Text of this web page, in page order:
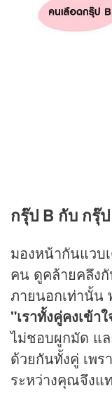
กรุ๊ป B กับ กรุ๊
มองหน้ากันแวบ
คน ดูคล้ายคลึง
ภายนอกเท่านั้น
"เราทั้งคู่คงเข้า
ไม่ชอบผูกมัด แล
ด้วยกันทั้งคู่ เพ
ระหว่างคุณจึงแ